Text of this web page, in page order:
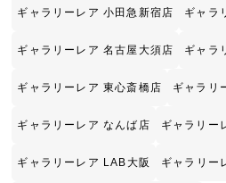
ギャラリーレア 小田急新宿店 ギャラ
ギャラリーレア 名古屋大須店 ギャラ
ギャラリーレア 東心斎橋店 ギャラリ
ギャラリーレア なんば店 ギャラリー
ギャラリーレア LAB大阪 ギャラリー